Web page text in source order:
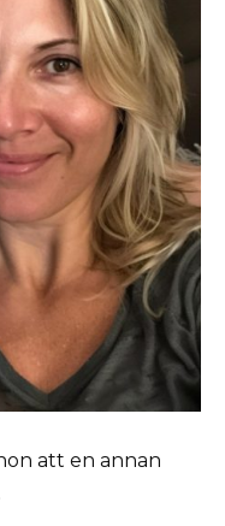
att en annan